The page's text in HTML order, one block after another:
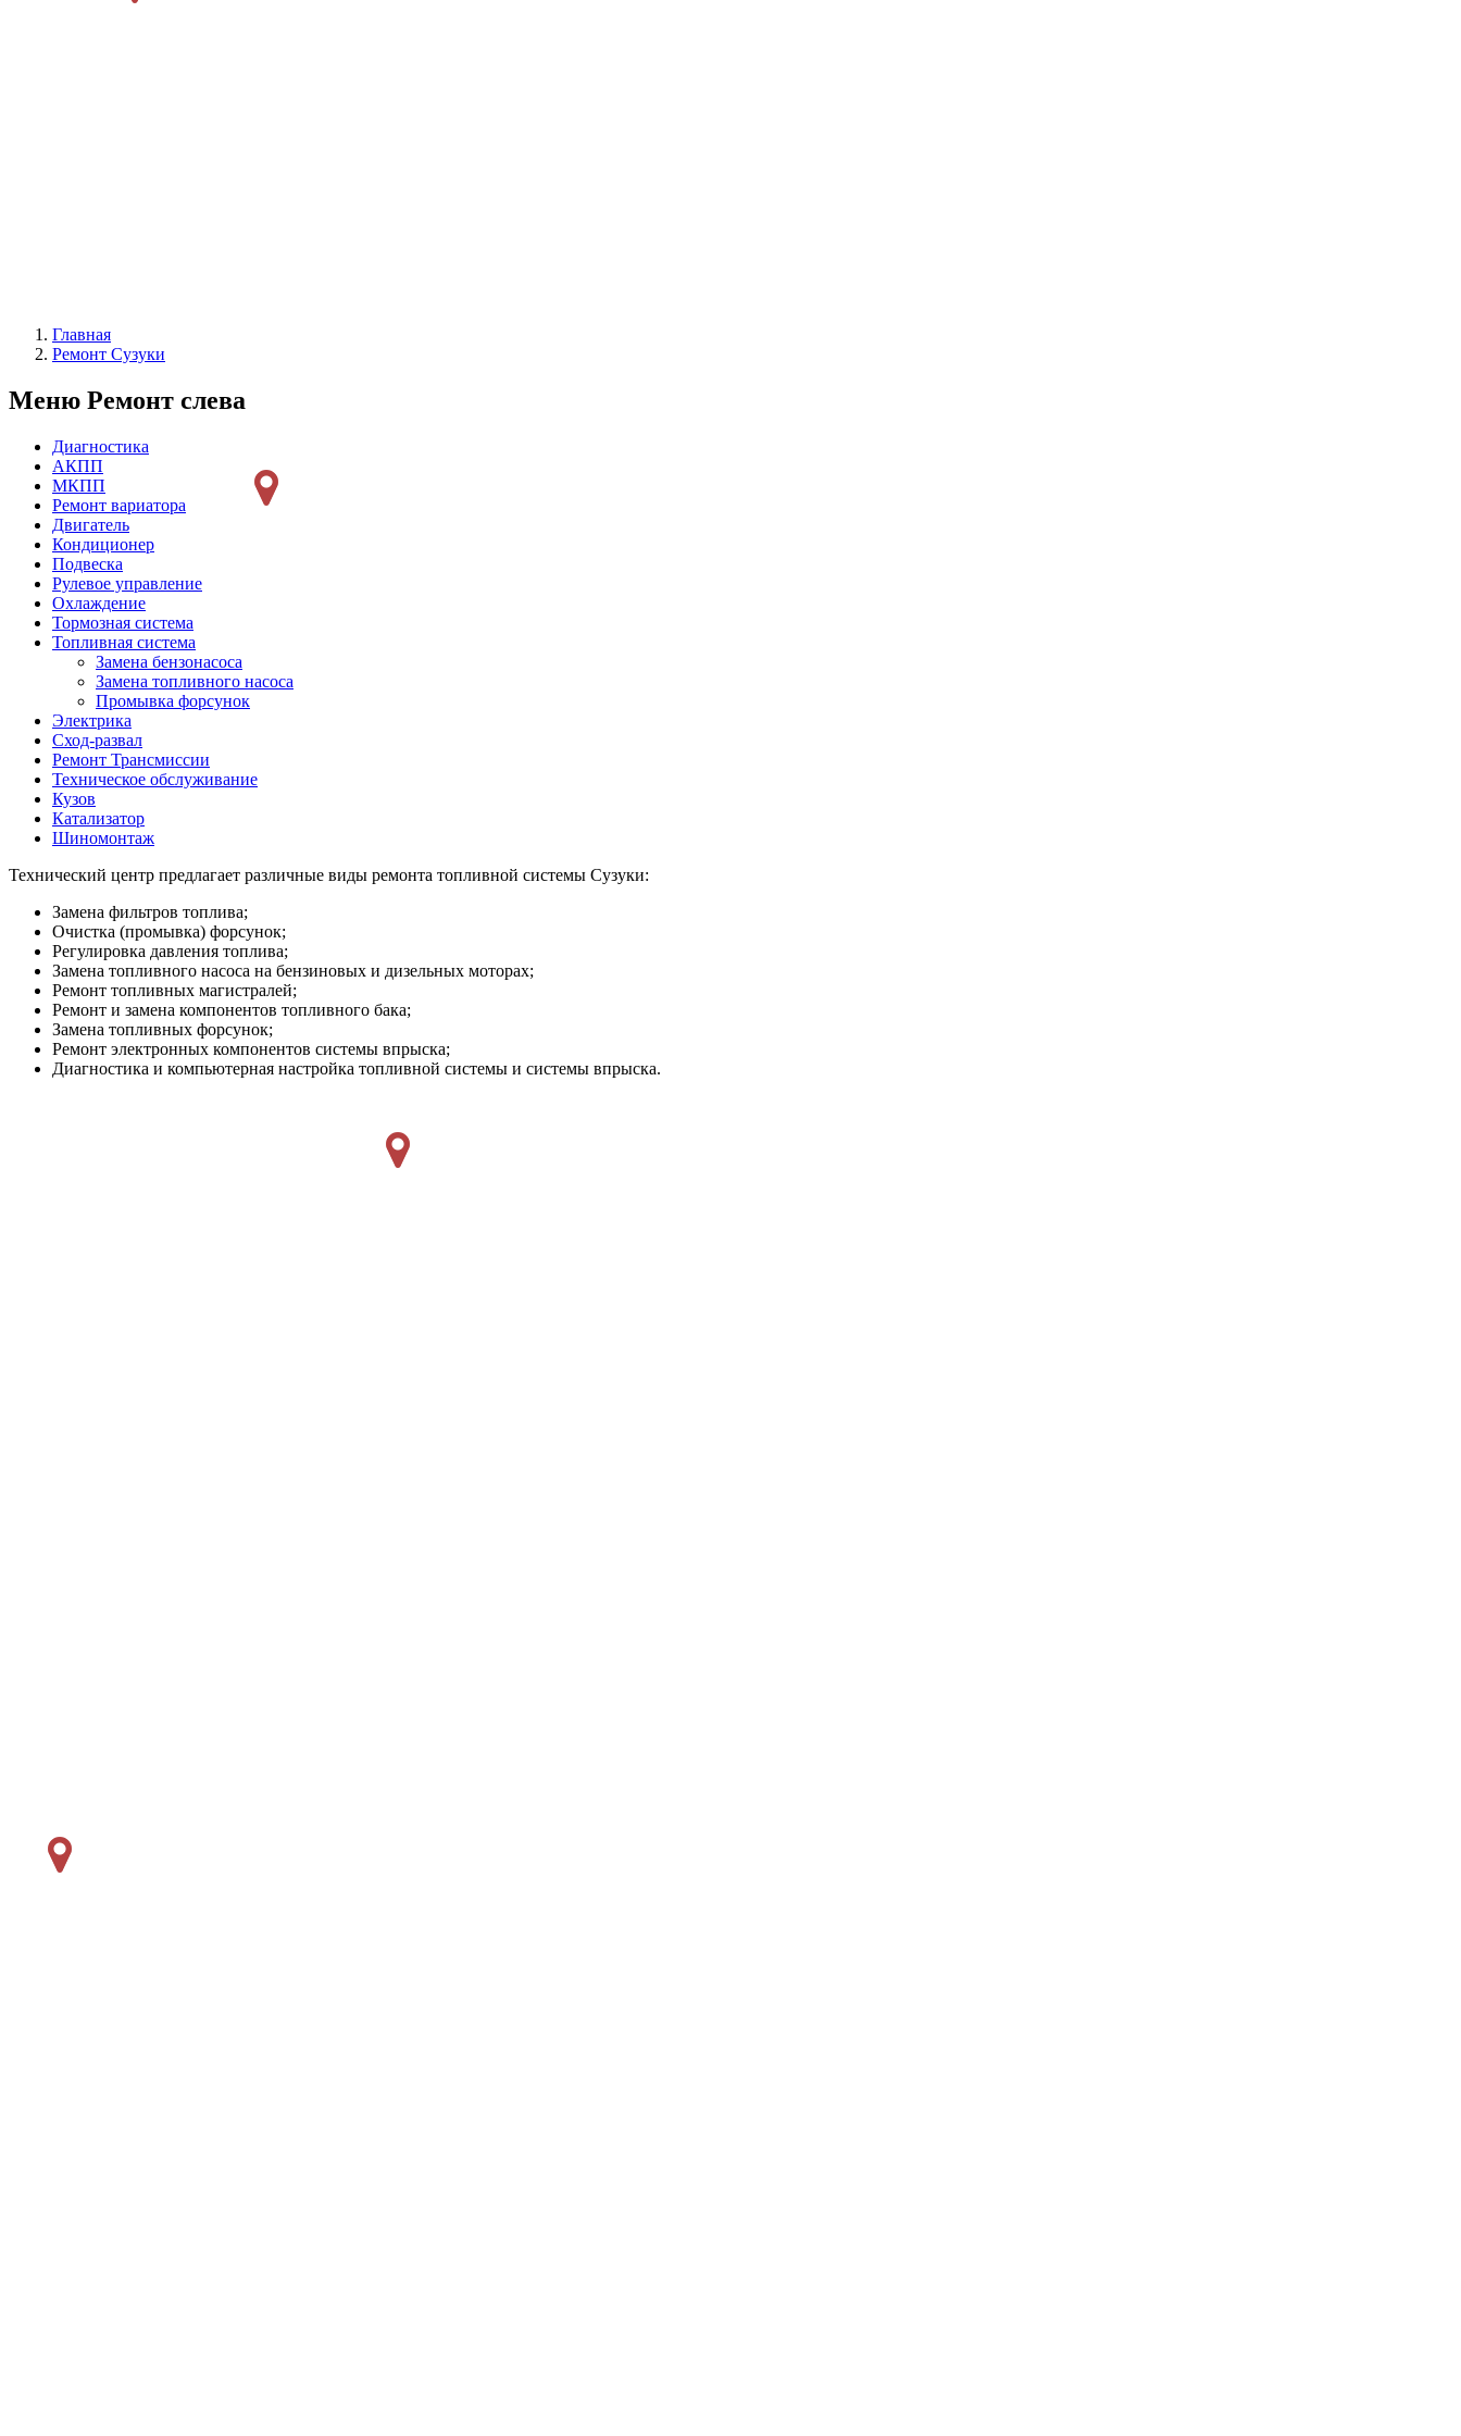
Главная
Ремонт Сузуки
Меню Ремонт слева
Диагностика
АКПП
МКПП
Ремонт вариатора
Двигатель
Кондиционер
Подвеска
Рулевое управление
Охлаждение
Тормозная система
Топливная система
Замена бензонасоса
Замена топливного насоса
Промывка форсунок
Электрика
Сход-развал
Ремонт Трансмиссии
Техническое обслуживание
Кузов
Катализатор
Шиномонтаж
Технический центр предлагает различные виды ремонта топливной системы Сузуки:
Замена фильтров топлива;
Очистка (промывка) форсунок;
Регулировка давления топлива;
Замена топливного насоса на бензиновых и дизельных моторах;
Ремонт топливных магистралей;
Ремонт и замена компонентов топливного бака;
Замена топливных форсунок;
Ремонт электронных компонентов системы впрыска;
Диагностика и компьютерная настройка топливной системы и системы впрыска.